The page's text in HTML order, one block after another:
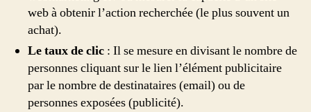
web à obtenir l’action recherchée (le plus souvent un
achat).
Le taux de clic : Il se mesure en divisant le nombre de
personnes cliquant sur le lien l’élément publicitaire
par le nombre de destinataires (email) ou de
personnes exposées (publicité).